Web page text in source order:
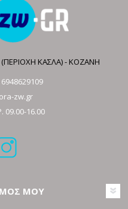
ΚΑΣΛΑ) - ΚΟΖΑΝΗ
6948629109
zw.gr
09.00-16.00
ΜΟΥ